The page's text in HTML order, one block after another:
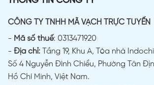
CÔNG TY TNHH MÃ VẠCH TRỰC TUYẾN
- Mã số thuế: 0313471920
- Địa chỉ:
Tầng 19, Khu A, Tòa nhà
Số 4 Nguyễn Đình Chiểu, Phường Tân
Hồ Chí Minh, Việt Nam.